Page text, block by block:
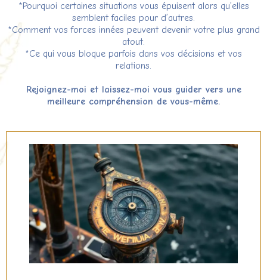
*Pourquoi certaines situations vous épuisent alors qu’elles
semblent faciles pour d’autres.
*Comment vos forces innées peuvent devenir votre plus grand
atout.
*Ce qui vous bloque parfois dans vos décisions et vos
relations.
Rejoignez-moi et laissez-moi vous guider vers une
meilleure compréhension de vous-même.